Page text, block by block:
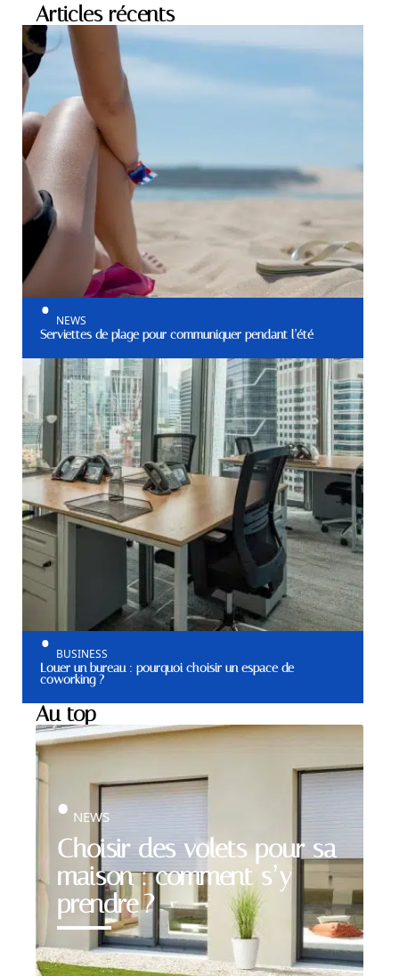
Articles récents
NEWS
Serviettes de plage pour communiquer pendant l’été
BUSINESS
Louer un bureau : pourquoi choisir un espace de
coworking ?
Au top
Choisir des volets pour sa
maison : comment s’y
prendre ?
NEWS